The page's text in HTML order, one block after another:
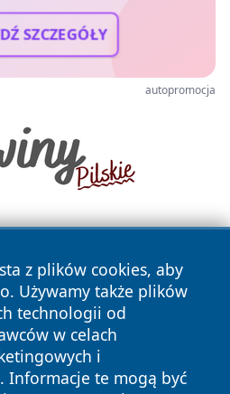
SZCZEGÓŁY
autopromocja
z plików cookies, aby
Używamy także plików
technologii od
w celach
i
Informacje te mogą być
Wszystkie prawa